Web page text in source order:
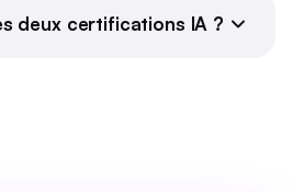
deux certifications IA ?